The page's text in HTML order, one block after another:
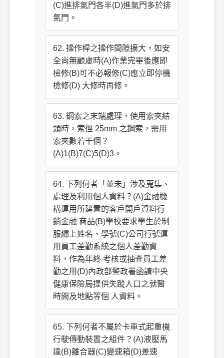
(C)進排氣門各半(D)進氣門多於排
氣門。
62. 操作桿之操作間隙擴大，如安
全尚無顧慮時(A)作業完畢後應即
檢修(B)可不必報修(C)應立即停機
檢修(D) 大修時再修。
63. 鋼索之末端處理，使用索夾結
頭時，索徑 25mm 之鋼索，需用
索夾數若干個？
(A)1(B)7(C)5(D)3。
64. 下列何者「並未」涉及蒐集、
處理及利用個人資料？(A)金融機
構運用所建置的客戶開戶資料行
銷金融 商品(B)學校要求學生於制
服繡上姓名、學號(C)公司行號運
用員工差勤系統之個人差勤資
料，作為年終 考核或抽查員工差
勤之用(D)內政部警政署函請中央
健康保險局提供失蹤人口之就醫
時間及地點等個 人資料。
65. 下列何者不屬於卡車式起重機
行駛傳動裝置之組件？(A)液壓馬
達(B)離合器(C)變速箱(D)差速